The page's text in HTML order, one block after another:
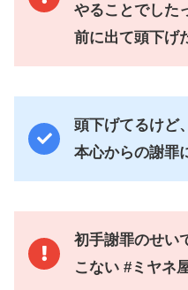
やることでした
前に出て頭下
頭下げてるけど
本心からの謝罪
初手謝罪のせい
こない #ミヤネ